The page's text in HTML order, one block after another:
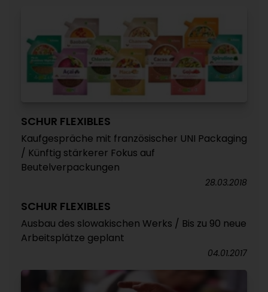
SCHUR FLEXIBLES
Kaufgespräche mit französischer UNI Packaging
/ Künftig stärkerer Fokus auf
Beutelverpackungen
28.03.2018
SCHUR FLEXIBLES
Ausbau des slowakischen Werks / Bis zu 90 neue
Arbeitsplätze geplant
04.01.2017